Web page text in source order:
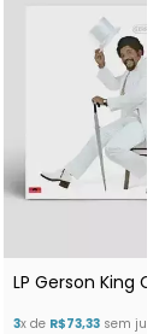
LP Gerson King
3x de R$73,33sem juros